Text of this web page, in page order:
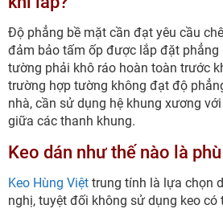
Độ phẳng bề mặt cần đạt yêu cầu
đảm bảo tấm ốp được lắp đặt phẳng
tường phải khô ráo hoàn toàn trước
trường hợp tường không đạt độ
nhà, cần sử dụng hệ khung xương
giữa các thanh khung.
Keo dán như thế nào là
Keo Hùng Việt trung tính là lựa chọn
nghị, tuyệt đối không sử dụng keo có